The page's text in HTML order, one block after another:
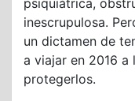
psiquiátrica,
inescrupulosa.
un dictamen de
a viajar en 2016 a
protegerlos.